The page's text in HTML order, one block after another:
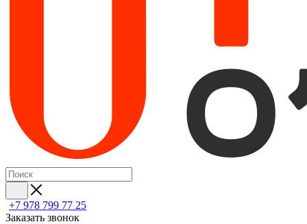
+7 978 799 77 25
Заказать звонок